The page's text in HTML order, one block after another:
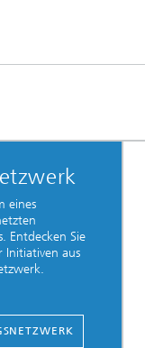
eines
Entdecken Sie
Initiativen aus